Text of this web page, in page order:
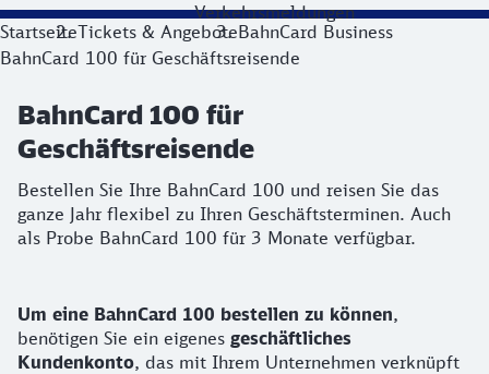
Verkehrsmeldungen
BahnCard 100 für Geschäftsreisende
Bestellen Sie Ihre BahnCard 100 und reisen Sie das
StartseiteTickets & AngeboteBahnCard Business
BahnCard 100 für Geschäftsreisende
BahnCard 100 für
Geschäftsreisende
Bestellen Sie Ihre BahnCard 100 und reisen Sie das
ganze Jahr flexibel zu Ihren Geschäftsterminen. Auch
als Probe BahnCard 100 für 3 Monate verfügbar.
Details zur Bestellung
Um eine BahnCard 100 bestellen zu können,
benötigen Sie ein eigenes geschäftliches
Kundenkonto, das mit Ihrem Unternehmen verknüpft